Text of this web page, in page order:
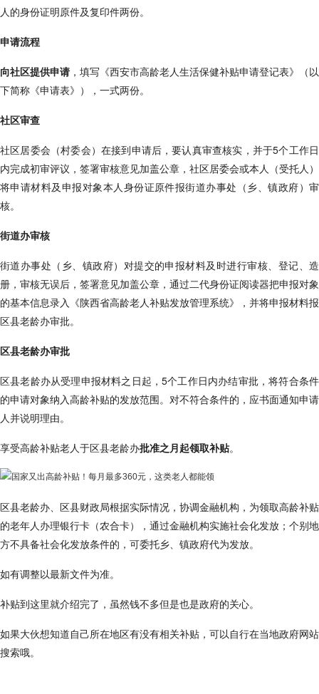
人的身份证明原件及复印件两份。
申请流程
向社区提供申请，填写《西安市高龄老人生活保健补贴申请登记表》（以
下简称《申请表》），一式两份。
社区审查
社区居委会（村委会）在接到申请后，要认真审查核实，并于5个工作日
内完成初审评议，签署审核意见加盖公章，社区居委会或本人（受托人）
将申请材料及申报对象本人身份证原件报街道办事处（乡、镇政府）审
核。
街道办审核
街道办事处（乡、镇政府）对提交的申报材料及时进行审核、登记、造
册，审核无误后，签署意见加盖公章，通过二代身份证阅读器把申报对象
的基本信息录入《陕西省高龄老人补贴发放管理系统》，并将申报材料报
区县老龄办审批。
区县老龄办审批
区县老龄办从受理申报材料之日起，5个工作日内办结审批，将符合条件
的申请对象纳入高龄补贴的发放范围。对不符合条件的，应书面通知申请
人并说明理由。
享受高龄补贴老人于区县老龄办批准之月起领取补贴。
区县老龄办、区县财政局根据实际情况，协调金融机构，为领取高龄补贴
的老年人办理银行卡（农合卡），通过金融机构实施社会化发放；个别地
方不具备社会化发放条件的，可委托乡、镇政府代为发放。
如有调整以最新文件为准。
补贴到这里就介绍完了，虽然钱不多但是也是政府的关心。
如果大伙想知道自己所在地区有没有相关补贴，可以自行在当地政府网站
搜索哦。